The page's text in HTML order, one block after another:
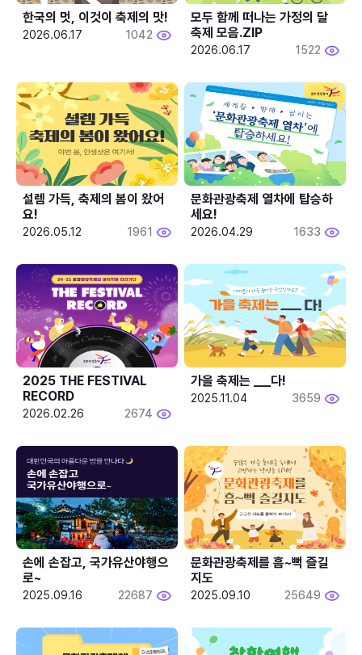
한국의 멋, 이것이 축제의 맛!
2026.06.17 1042
모두 함께 떠나는 가정의 달
축제 모음.ZIP
2026.06.17 1522
설렘 가득, 축제의 봄이 왔어
요!
2026.05.12 1961
문화관광축제 열차에 탑승하
세요!
2026.04.29 1633
2025 THE FESTIVAL
RECORD
2026.02.26 2674
2025.11.04 3659
손에 손잡고, 국가유산야행으
로~
2025.09.16 22687
문화관광축제를 흠~뻑 즐길
지도
2025.09.10 25649